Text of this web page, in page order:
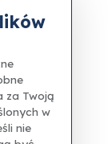
za Twoją
w
nie